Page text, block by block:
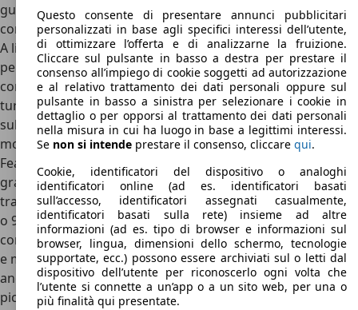
guidabilità sfruttando però al meglio l’abitabilità interna,
come abbiamo visto in precedenza.
A livello di motori invece Cadillac XT5 va sul sicuro, almeno
per quanto riguarda il mercato nordamericano. Al
contrario infatti della più piccola XT4, lanciata con motori
turbo e anche a gasolio, la più grande XT5 è stata lanciata
sul mercato nordamericano e anche europeo con un solo
motore, un classico 3.6 V6 aspirato della famiglia High
Feature. Privo di sovralimentazioni, questo motore è in
grado di offrire 314 CV e 367 Nm di coppia: disponibile con
trazione anteriore o integrale e con cambio automatico a 8
o 9 rapporti, questo motore non è molto parco nei
consumi (la media reale è intorno ai 9/10 km/l), ma è fluido
e molto vigoroso. Dal 2020, poi, Cadillac ha introdotto
anche su XT5 il suo nuovo 2.0 Turbo visto anche sulla più
piccola XT4: capace di 241 CV e 350 Nm di coppia e
Questo consente di presentare annunci pubblicitari
personalizzati in base agli specifici interessi dell’utente,
di ottimizzare l’offerta e di analizzarne la fruizione.
Cliccare sul pulsante in basso a destra per prestare il
consenso all’impiego di cookie soggetti ad autorizzazione
e al relativo trattamento dei dati personali oppure sul
pulsante in basso a sinistra per selezionare i cookie in
dettaglio o per opporsi al trattamento dei dati personali
nella misura in cui ha luogo in base a legittimi interessi.
Se non si intende prestare il consenso, cliccare qui.
Cookie, identificatori del dispositivo o analoghi
identificatori online (ad es. identificatori basati
sull’accesso, identificatori assegnati casualmente,
identificatori basati sulla rete) insieme ad altre
informazioni (ad es. tipo di browser e informazioni sul
browser, lingua, dimensioni dello schermo, tecnologie
supportate, ecc.) possono essere archiviati sul o letti dal
dispositivo dell’utente per riconoscerlo ogni volta che
l’utente si connette a un’app o a un sito web, per una o
più finalità qui presentate.